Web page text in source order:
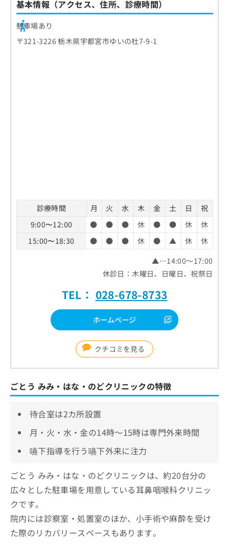
基本情報（アクセス、住所、診療時間）
駐車場あり
〒321-3226 栃木県宇都宮市ゆいの杜7-9-1
診療時間 月 火 水 木 金 土 日
祝
9:00〜12:00
● ● ● 休 ● ● 休
休
15:00〜18:30
● ● ● 休 ● ▲ 休
休
▲…14:00～17:00
休診日：木曜日、日曜日、祝祭日
TEL： 028-678-8733
ホームページ
クチコミを見る
ごとう みみ・はな・のどクリニックの特徴
待合室は2カ所設置
月・火・水・金の14時～15時は専門外来時間
嚥下指導を行う嚥下外来に注力
ごとう みみ・はな・のどクリニックは、約20台分の
広々とした駐車場を用意している耳鼻咽喉科クリニッ
クです。
院内には診察室・処置室のほか、小手術や麻酔を受け
た際のリカバリースペースもあります。